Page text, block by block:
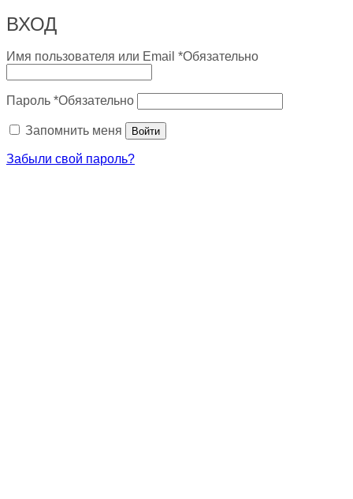
ВХОД
Имя пользователя или Email *Обязательно
Пароль *Обязательно
Запомнить меня Войти
Забыли свой пароль?